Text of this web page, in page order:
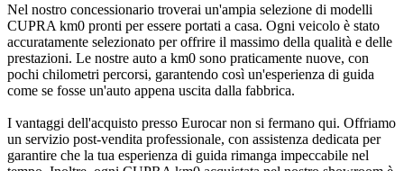
Nel nostro concessionario troverai un'ampia selezione di modelli
CUPRA km0 pronti per essere portati a casa. Ogni veicolo è stato
accuratamente selezionato per offrire il massimo della qualità e delle
prestazioni. Le nostre auto a km0 sono praticamente nuove, con
pochi chilometri percorsi, garantendo così un'esperienza di guida
come se fosse un'auto appena uscita dalla fabbrica.
I vantaggi dell'acquisto presso Eurocar non si fermano qui. Offriamo
un servizio post-vendita professionale, con assistenza dedicata per
garantire che la tua esperienza di guida rimanga impeccabile nel